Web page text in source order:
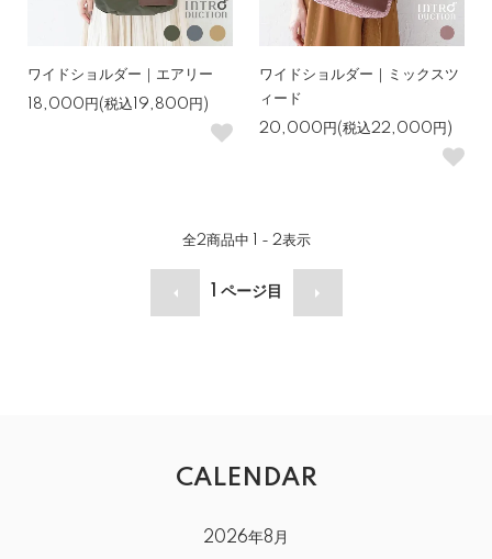
ワイドショルダー｜エアリー
18,000円(税込19,800円)
ワイドショルダー｜ミックスツ
ィード
20,000円(税込22,000円)
全2商品中 1 - 2表示
ページ目
CALENDAR
2026年8月